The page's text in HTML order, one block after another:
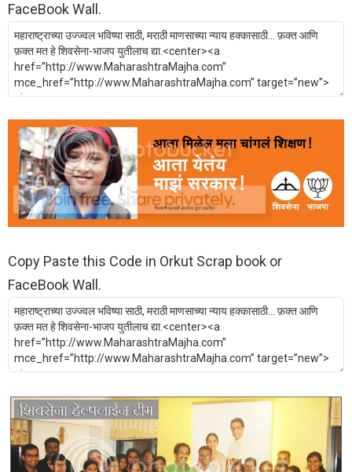
FaceBook Wall.
Copy Paste this Code in Orkut Scrap book or
FaceBook Wall.